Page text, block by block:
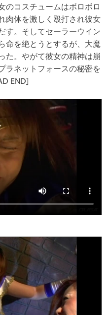
のコスチュームはボロボロ
肉体を激しく殴打され彼女
す。そしてセーラーウイン
命を絶とうとするが、大魔
た。やがて彼女の精神は崩
ラネットフォースの秘密を
END]